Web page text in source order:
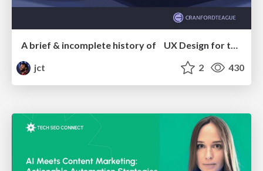
jct
2 430